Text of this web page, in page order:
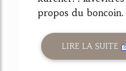
propos du boncoin.
LIRE LA SUITE